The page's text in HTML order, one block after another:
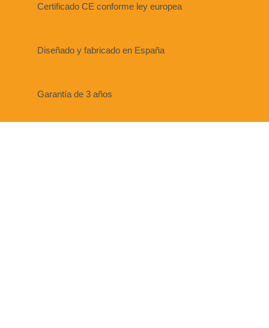
Certificado CE conforme ley europea
Diseñado y fabricado en España
Garantía de 3 años